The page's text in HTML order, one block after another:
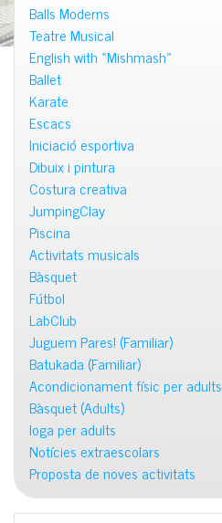
Balls Moderns
Teatre Musical
English with «Mishmash»
Ballet
Karate
Escacs
Iniciació esportiva
Dibuix i pintura
Costura creativa
JumpingClay
Piscina
Activitats musicals
Bàsquet
Fútbol
LabClub
Juguem Pares! (Familiar)
Batukada (Familiar)
Acondicionament físic per adults
Bàsquet (Adults)
Ioga per adults
Notícies extraescolars
Proposta de noves activitats